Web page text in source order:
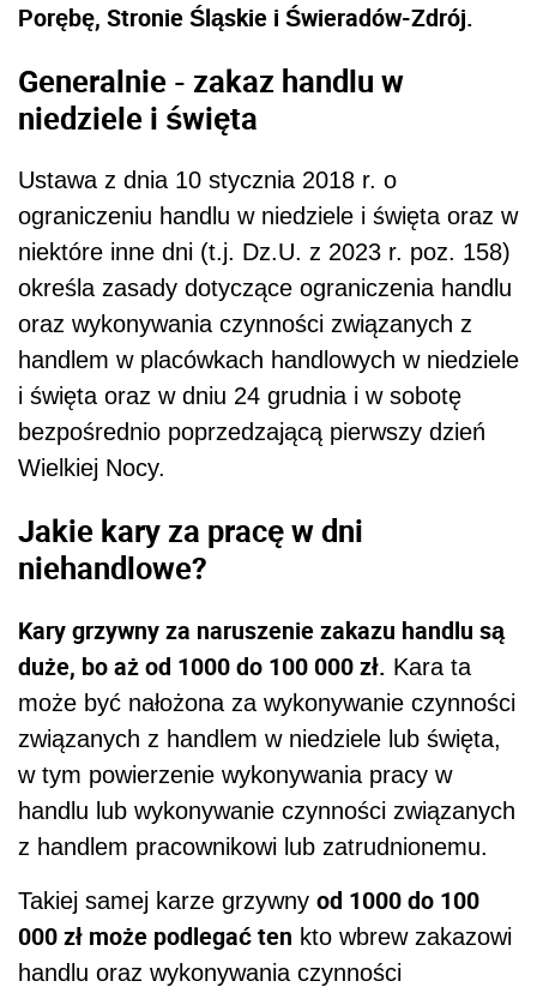
Porębę, Stronie Śląskie i Świeradów-Zdrój.
Generalnie - zakaz handlu w
niedziele i święta
Ustawa z dnia 10 stycznia 2018 r. o
ograniczeniu handlu w niedziele i święta oraz w
niektóre inne dni (t.j. Dz.U. z 2023 r. poz. 158)
określa zasady dotyczące ograniczenia handlu
oraz wykonywania czynności związanych z
handlem w placówkach handlowych w niedziele
i święta oraz w dniu 24 grudnia i w sobotę
bezpośrednio poprzedzającą pierwszy dzień
Wielkiej Nocy.
Jakie kary za pracę w dni
niehandlowe?
Kary grzywny za naruszenie zakazu handlu są
duże, bo ażod 1000 do 100 000 zł. Kara ta
może być nałożona za wykonywanie czynności
związanych z handlem w niedziele lub święta,
w tym powierzenie wykonywania pracy w
handlu lub wykonywanie czynności związanych
z handlem pracownikowi lub zatrudnionemu.
Takiej samej karze grzywny od 1000 do 100
000 zł może podlegać ten kto wbrew zakazowi
handlu oraz wykonywania czynności